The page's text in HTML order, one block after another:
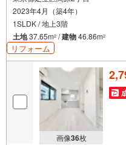
2023年4月（築4年）
1SLDK / 地上3階
土地37.65m2 /建物46.86m2
リフォーム
画像36枚